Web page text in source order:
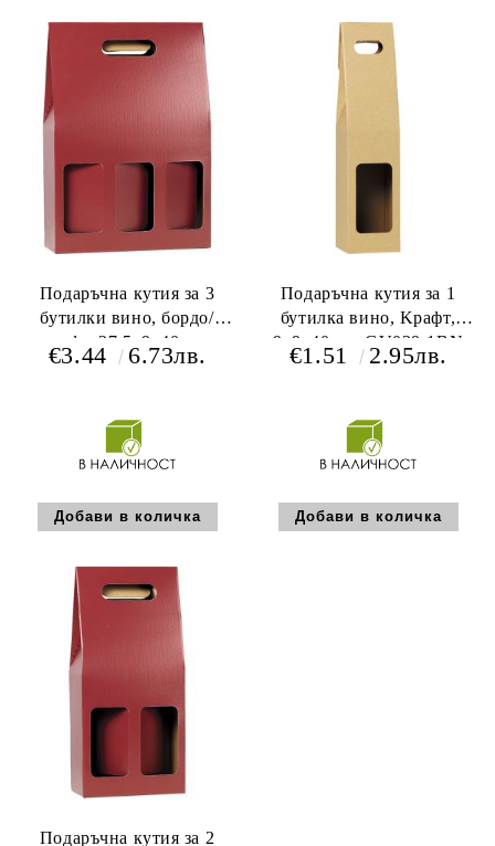
Подаръчна кутия за 3
бутилки вино, бордо/
крафт, 27.5x9x40 cm,
GV025- 3BR
€3.44 6.73лв.
Подаръчна кутия за 1
бутилка вино, Kрафт,
9х9х40 см, GV029-1BN
€1.51 2.95лв.
Подаръчна кутия за 2